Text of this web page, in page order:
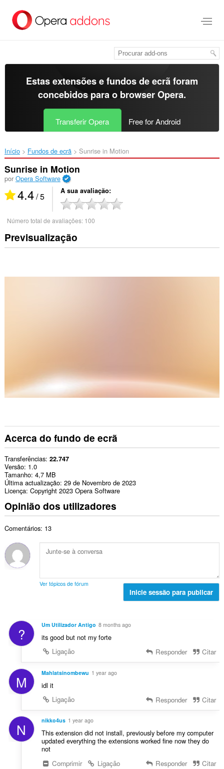
para
Estas extensões e fundos de ecrã foram
concebidos para o browser Opera.
Transferir Opera Free for Android
Início Fundos de ecrã Sunrise in Motion‎
Sunrise in Motion
por Opera Software
4.4/ 5 A sua avaliação
Número total de avaliações: 100
Previsualização
Acerca do fundo de ecrã
Transferências 22.747
Versão 1.0
Tamanho 4,7 MB
Última actualização 29 de Novembro de 2023
Licença Copyright 2023 Opera Software
Opinião dos utilizadores
Comentários: 13
Ver tópicos de fórum
Inicie sessão para publicar
? Um Utilizador Antigo 8 months ago
its good but not my forte
Ligação
Responder Citar
M Mahlatsinombewu 1 year ago
idl it
Ligação
Responder Citar
N nikko4us 1 year ago
This extension did not install, previously before my computer
updated everything the extensions worked fine now they do
not
Comprimir
Ligação Responder Citar